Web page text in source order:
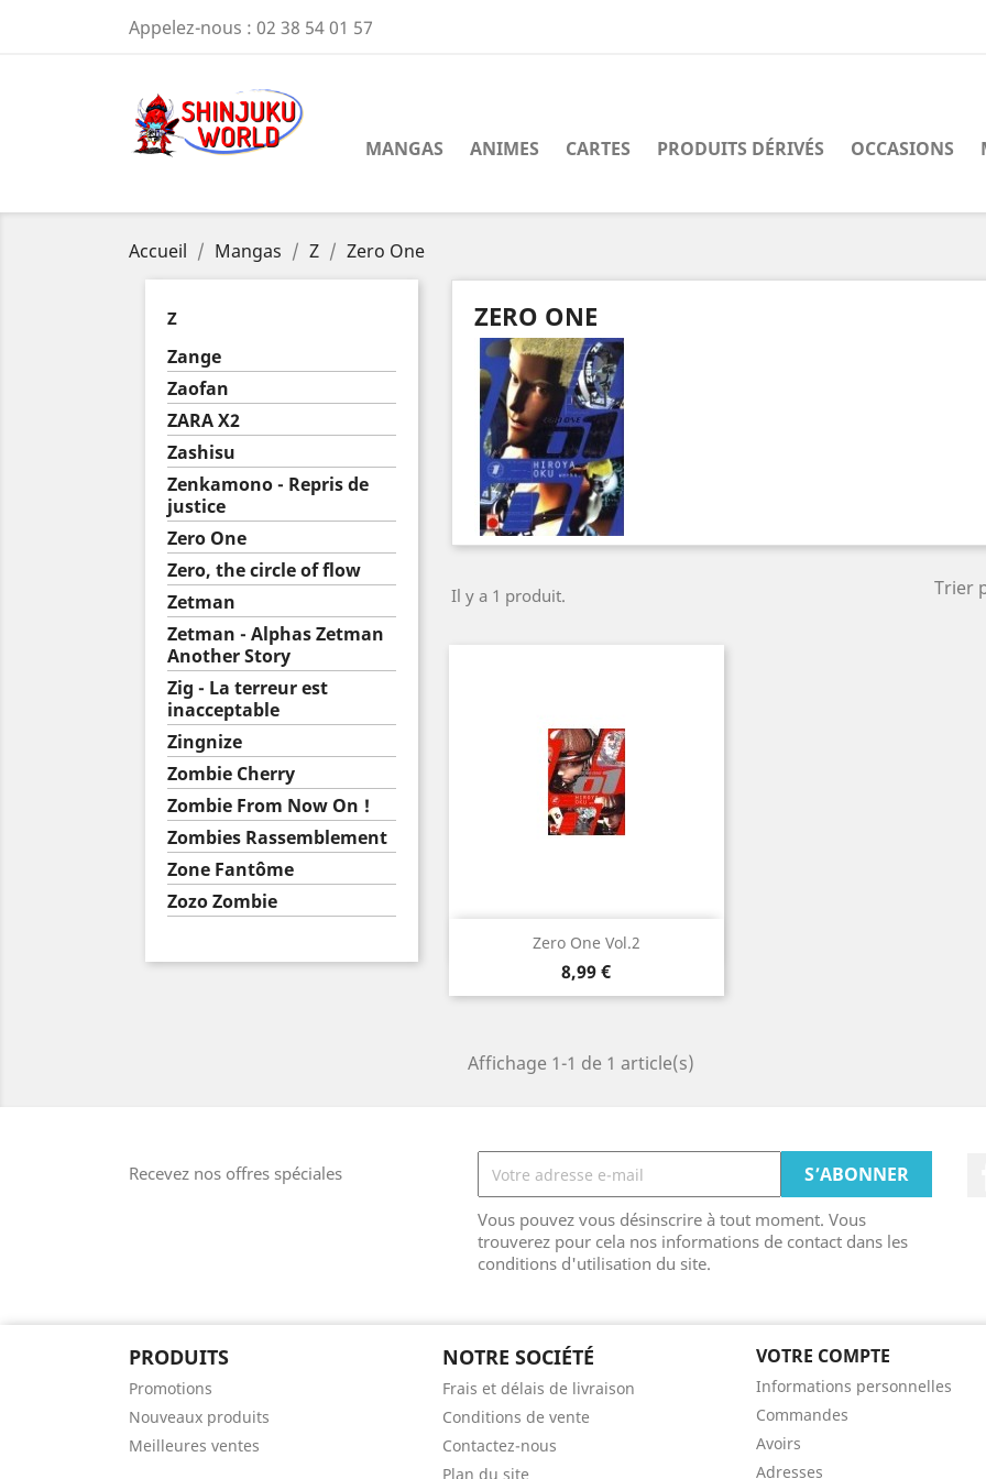
Appelez-nous : 02 38 54 01 57
MANGAS ANIMES CARTES PRODUITS DÉRIVÉS OCCASIONS
Accueil Mangas Z Zero One
Z
Zange
Zaofan
ZARA X2
Zashisu
Zenkamono - Repris de
justice
Zero One
Zero, the circle of flow
Zetman
Zetman - Alphas Zetman
Another Story
Zig - La terreur est
inacceptable
Zingnize
Zombie Cherry
Zombie From Now On !
Zombies Rassemblement
Zone Fantôme
Zozo Zombie
ZERO ONE
Il y a 1 produit.
Trier
Zero One Vol.2
Prix
8,99 €
Aperçu rapide
Affichage 1-1 de 1 article(s)
Recevez nos offres spéciales
Vous pouvez vous désinscrire à tout moment. Vous
trouverez pour cela nos informations de contact dans les
conditions d'utilisation du site.
PRODUITS
Promotions
Nouveaux produits
Meilleures ventes
NOTRE SOCIÉTÉ
Frais et délais de livraison
Conditions de vente
Contactez-nous
Plan du site
VOTRE COMPTE
Informations personnelles
Commandes
Avoirs
Adresses